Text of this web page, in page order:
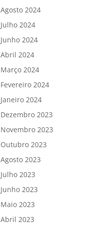
Agosto 2024
Julho 2024
Junho 2024
Abril 2024
Março 2024
Fevereiro 2024
Janeiro 2024
Dezembro 2023
Novembro 2023
Outubro 2023
Agosto 2023
Julho 2023
Junho 2023
Maio 2023
Abril 2023